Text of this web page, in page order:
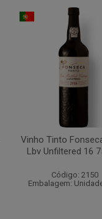
Vinho Tinto
Lbv Unfiltered 16
Código: 2150
Embalagem: